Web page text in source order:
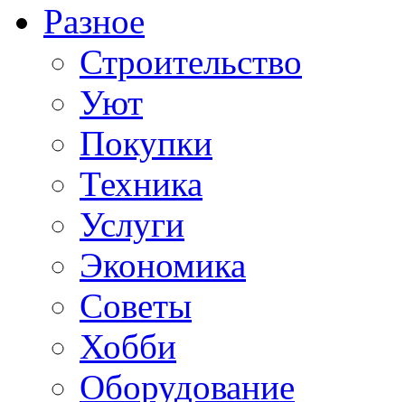
Разное
Строительство
Уют
Покупки
Техника
Услуги
Экономика
Советы
Хобби
Oборудование